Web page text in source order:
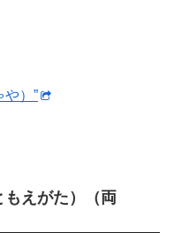
や）”
えがた）（両